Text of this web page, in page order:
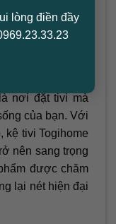
lòng điền đầy
nơi đặt tivi mà
của bạn. Với
kệ tivi Togihome
nên sang trọng
được chăm
lại nét hiện đại